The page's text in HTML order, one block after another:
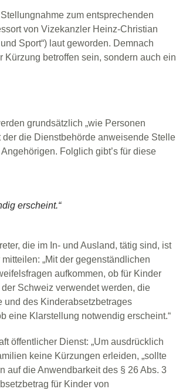
zum entsprechenden
von Vizekanzler Heinz-Christian
Sport“) laut geworden. Demnach
betroffen sein, sondern auch ein
grundsätzlich „wie Personen
die Dienstbehörde anweisende Stelle
Folglich gibt’s für diese
erscheint.“
die im In- und Ausland, tätig sind, ist
„Mit der gegenständlichen
aufkommen, ob für Kinder
Schweiz verwendet werden, die
des Kinderabsetzbetrages
eine Klarstellung notwendig erscheint.“
öffentlicher Dienst: „Um ausdrücklich
keine Kürzungen erleiden, „sollte
auf die Anwendbarkeit des § 26 Abs. 3
für Kinder von